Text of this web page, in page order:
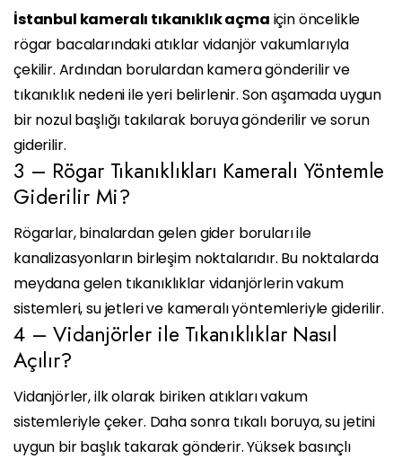
İstanbul kameralı tıkanıklık açma için öncelikle
rögar bacalarındaki atıklar vidanjör vakumlarıyla
çekilir. Ardından borulardan kamera gönderilir ve
tıkanıklık nedeni ile yeri belirlenir. Son aşamada uygun
bir nozul başlığı takılarak boruya gönderilir ve sorun
giderilir.
3 – Rögar Tıkanıklıkları Kameralı Yöntemle
Giderilir Mi?
Rögarlar, binalardan gelen gider boruları ile
kanalizasyonların birleşim noktalarıdır. Bu noktalarda
meydana gelen tıkanıklıklar vidanjörlerin vakum
sistemleri, su jetleri ve kameralı yöntemleriyle giderilir.
4 – Vidanjörler ile Tıkanıklıklar Nasıl
Açılır?
Vidanjörler, ilk olarak biriken atıkları vakum
sistemleriyle çeker. Daha sonra tıkalı boruya, su jetini
uygun bir başlık takarak gönderir. Yüksek basınçlı